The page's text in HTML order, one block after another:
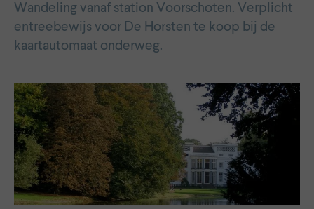
Wandeling vanaf station Voorschoten. Verplicht
entreebewijs voor De Horsten te koop bij de
kaartautomaat onderweg.